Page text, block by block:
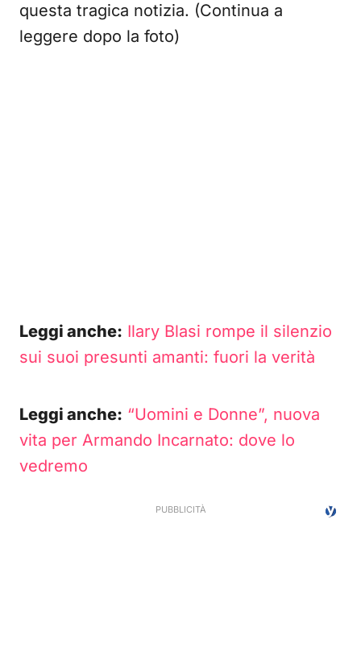
questa tragica notizia. (Continua a
leggere dopo la foto)
Leggi anche: Ilary Blasi rompe il silenzio
sui suoi presunti amanti: fuori la verità
Leggi anche: “Uomini e Donne”, nuova
vita per Armando Incarnato: dove lo
vedremo